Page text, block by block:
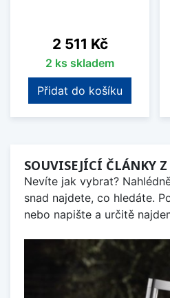
Cena
2 511 Kč
2 ks skladem
Přidat do košíku
SOUVISEJÍCÍ ČLÁNKY
Nevíte jak vybrat?
snad najdete, co hledáte.
nebo napište a určitě